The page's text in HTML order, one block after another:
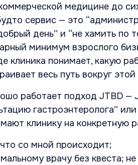
медицине до
сервис — это
день” и “не хамить по
минимум взрослого
клиника понимает, какую
весь путь вокруг
работает подход JTBD —
гастроэнтеролога” или
клинику на конкретную
со мной происходит;
врачу без квеста;